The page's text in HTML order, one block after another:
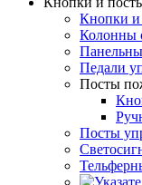
Кнопки
Колонны
Педали
Посты
Посты